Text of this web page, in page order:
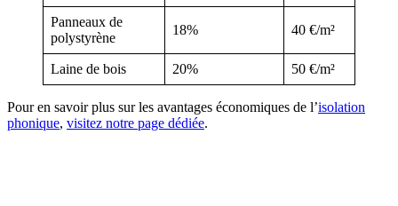
Panneaux de
polystyrène
18% 40 €/m²
Laine de bois 20% 50 €/m²
Pour en savoir plus sur les avantages économiques de l’isolation
phonique, visitez notre page dédiée.